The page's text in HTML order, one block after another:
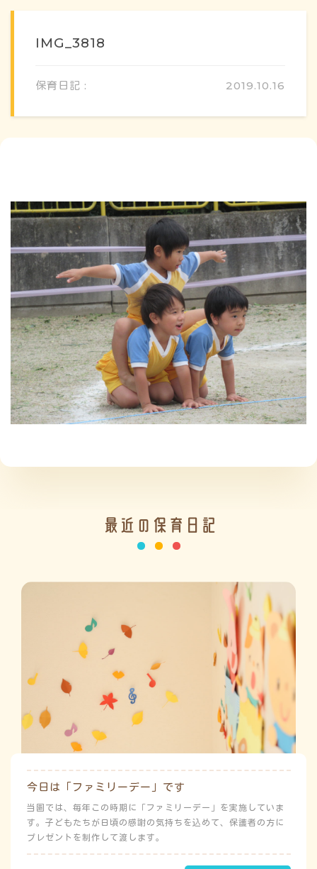
IMG_3818
保育日記 : 2019.10.16
最近の保育日記
今日は「ファミリーデー」です
当園では、毎年この時期に「ファミリーデー」を実施していま
す。子どもたちが日頃の感謝の気持ちを込めて、保護者の方に
プレゼントを制作して渡します。
方針・カリキュラム
1日のスケジュール
年間行事
施設の紹介
情報公開